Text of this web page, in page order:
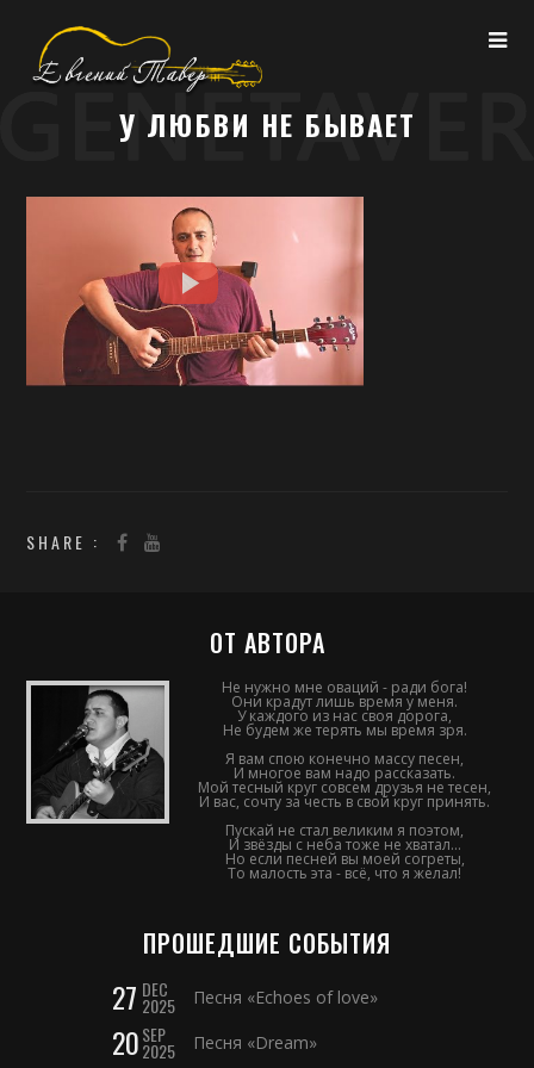
У ЛЮБВИ НЕ БЫВАЕТ
SHARE :
ОТ АВТОРА
Не нужно мне оваций - ради бога!
Они крадут лишь время у меня.
У каждого из нас своя дорога,
Не будем же терять мы время зря.
Я вам спою конечно массу песен,
И многое вам надо рассказать.
Мой тесный круг совсем друзья не тесен,
И вас, сочту за честь в свой круг принять.
Пускай не стал великим я поэтом,
И звёзды с неба тоже не хватал...
Но если песней вы моей согреты,
То малость эта - всё, что я желал!
ПРОШЕДШИЕ СОБЫТИЯ
27 DEC
2025 Песня «Echoes of love»
20SEP
2025 Песня «Dream»